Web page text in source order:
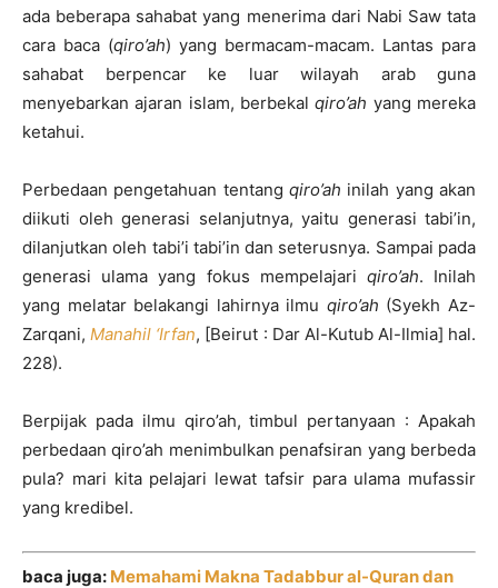
ada beberapa sahabat yang menerima dari Nabi Saw tata
cara baca (qiro’ah) yang bermacam-macam. Lantas para
sahabat berpencar ke luar wilayah arab guna
menyebarkan ajaran islam, berbekalqiro’ah yang mereka
ketahui.
Perbedaan pengetahuan tentang qiro’ah inilah yang akan
diikuti oleh generasi selanjutnya, yaitu generasi tabi’in,
dilanjutkan oleh tabi’i tabi’in dan seterusnya. Sampai pada
generasi ulama yang fokus mempelajari qiro’ah. Inilah
yang melatar belakangi lahirnya ilmu qiro’ah (Syekh Az-
Zarqani,Manahil ‘Irfan, [Beirut : Dar Al-Kutub Al-Ilmia] hal.
228).
Berpijak pada ilmu qiro’ah, timbul pertanyaan : Apakah
perbedaan qiro’ah menimbulkan penafsiran yang berbeda
pula? mari kita pelajari lewat tafsir para ulama mufassir
yang kredibel.
baca juga: Memahami Makna Tadabbur al-Quran dan